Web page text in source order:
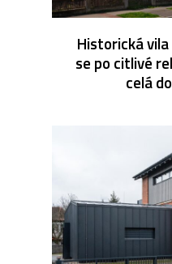
Historická
se po citlivé
celá